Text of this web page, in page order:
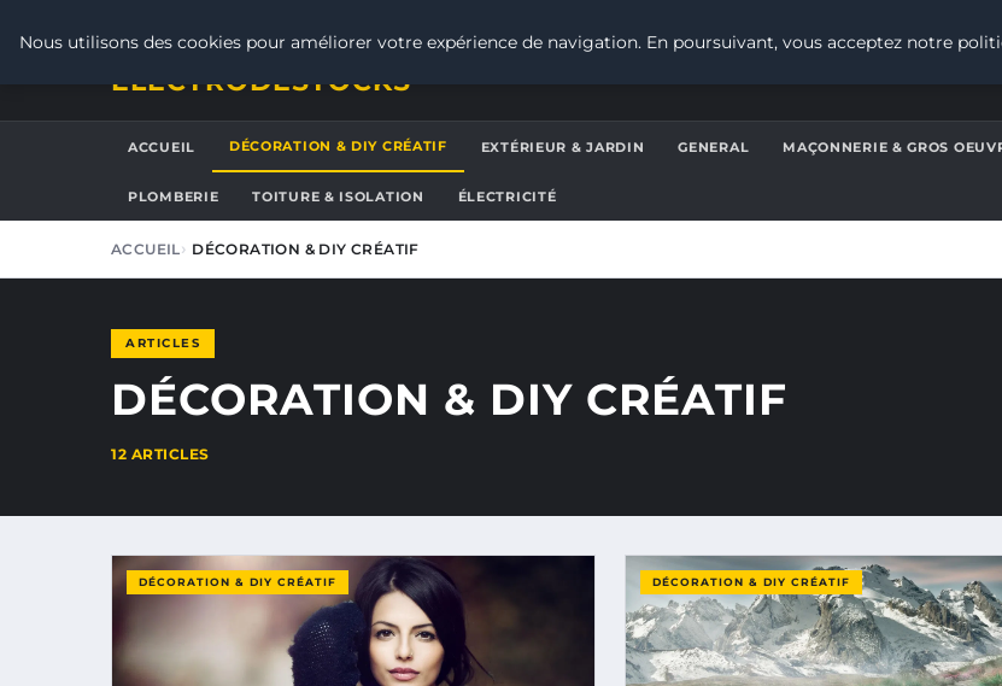
ELECTRODESTOCKS
ACCUEIL DÉCORATION & DIY CRÉATIF EXTÉRIEUR & JARDIN GENERAL MAÇONNERIE & GROS
PLOMBERIE TOITURE & ISOLATION ÉLECTRICITÉ
ACCUEIL DÉCORATION & DIY CRÉATIF
ARTICLES
DÉCORATION & DIY CRÉATIF
12 ARTICLES
DÉCORATION & DIY CRÉATIF DÉCORATION & DIY CRÉATIF
Nous utilisons des cookies pour améliorer votre expérience de navigation. En poursuivant, vous acceptez notre